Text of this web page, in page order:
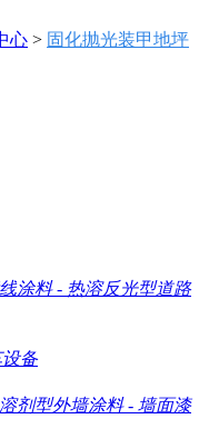
心 > 固化抛光装甲地坪
涂料 - 热溶反光型道路
备
溶剂型外墙涂料 - 墙面漆